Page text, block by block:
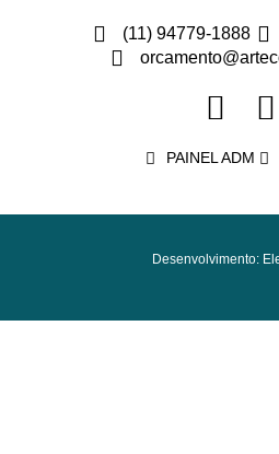
(11) 94779-1888
PAINEL ADM
Desenvolvimento: